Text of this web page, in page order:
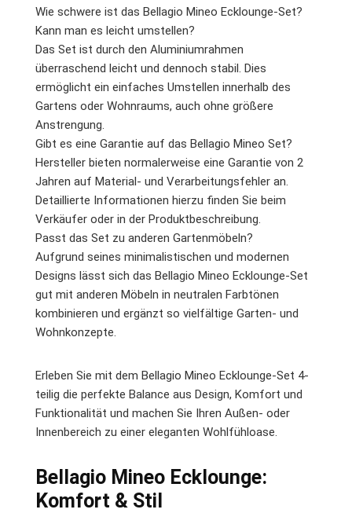
Wie schwere ist das Bellagio Mineo Ecklounge-Set?
Kann man es leicht umstellen?
Das Set ist durch den Aluminiumrahmen
überraschend leicht und dennoch stabil. Dies
ermöglicht ein einfaches Umstellen innerhalb des
Gartens oder Wohnraums, auch ohne größere
Anstrengung.
Gibt es eine Garantie auf das Bellagio Mineo Set?
Hersteller bieten normalerweise eine Garantie von 2
Jahren auf Material- und Verarbeitungsfehler an.
Detaillierte Informationen hierzu finden Sie beim
Verkäufer oder in der Produktbeschreibung.
Passt das Set zu anderen Gartenmöbeln?
Aufgrund seines minimalistischen und modernen
Designs lässt sich das Bellagio Mineo Ecklounge-Set
gut mit anderen Möbeln in neutralen Farbtönen
kombinieren und ergänzt so vielfältige Garten- und
Wohnkonzepte.
Erleben Sie mit dem Bellagio Mineo Ecklounge-Set 4-
teilig die perfekte Balance aus Design, Komfort und
Funktionalität und machen Sie Ihren Außen- oder
Innenbereich zu einer eleganten Wohlfühloase.
Bellagio Mineo Ecklounge:
Komfort & Stil